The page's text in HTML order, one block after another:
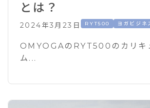
とは？
2024年3月23日 RYT500 ヨガビジネ
OMYOGAのRYT500のカリキ
ム...